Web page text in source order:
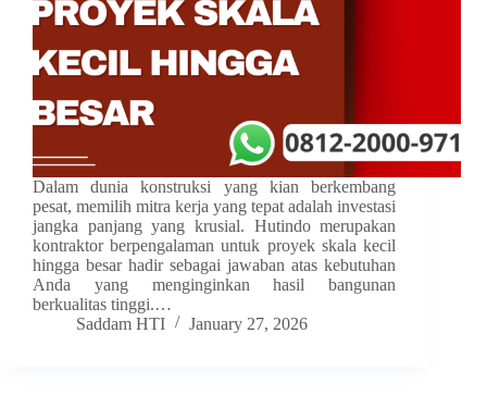
Dalam dunia konstruksi yang kian berkembang
pesat, memilih mitra kerja yang tepat adalah investasi
jangka panjang yang krusial. Hutindo merupakan
kontraktor berpengalaman untuk proyek skala kecil
hingga besar hadir sebagai jawaban atas kebutuhan
Anda yang menginginkan hasil bangunan
berkualitas tinggi.…
Saddam HTI
January 27, 2026